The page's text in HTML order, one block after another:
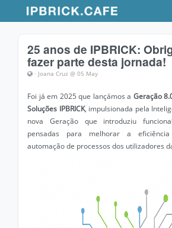
25 anos de IPBRICK:
fazer parte desta jornada!
· Joana Cruz @ 05 May
Foi já em 2025 que lançámos a Geração
Soluções IPBRICK, impulsionada pela
nova Geração que introduziu
pensadas para melhorar a
automação de processos dos utilizadores